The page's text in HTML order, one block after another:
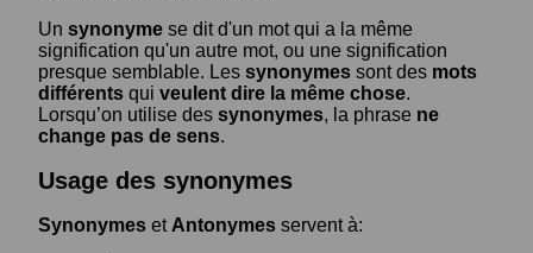
Un synonyme se dit d'un mot qui a la même
signification qu'un autre mot, ou une signification
presque semblable. Les synonymes sont des mots
différents qui veulent dire la même chose.
Lorsqu’on utilise des synonymes, la phrase ne
change pas de sens.
Usage des synonymes
Synonymes et Antonymes servent à: